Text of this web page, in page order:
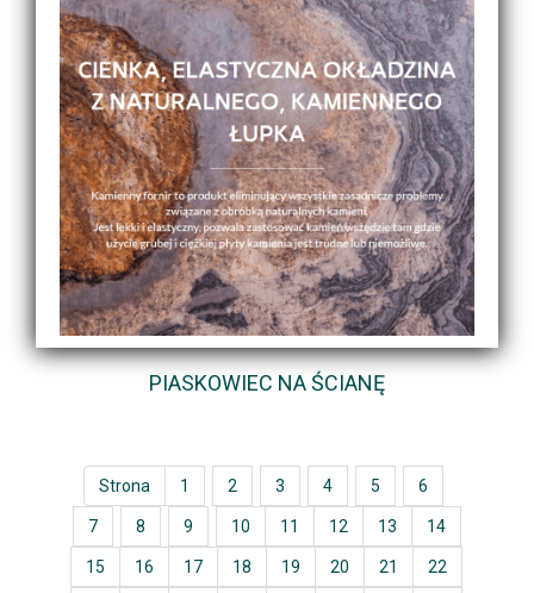
PIASKOWIEC NA ŚCIANĘ
Strona 1 2 3 4 5 6
7 8 9 10 11 12 13 14
15 16 17 18 19 20 21 22